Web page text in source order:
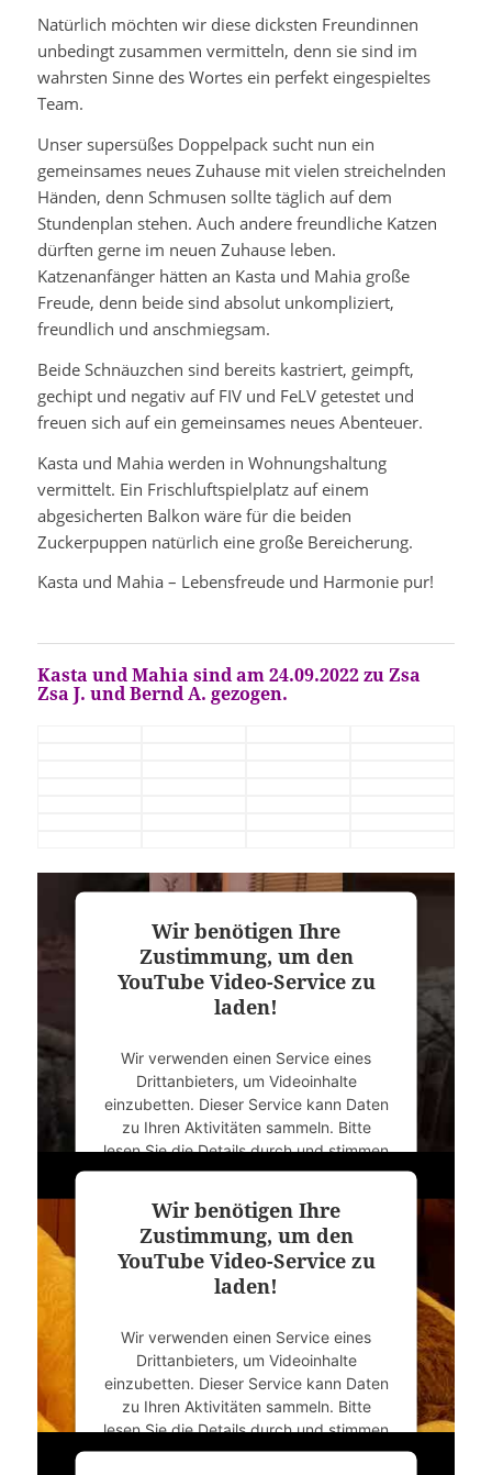
Natürlich möchten wir diese dicksten Freundinnen
unbedingt zusammen vermitteln, denn sie sind im
wahrsten Sinne des Wortes ein perfekt eingespieltes
Team.
Unser supersüßes Doppelpack sucht nun ein
gemeinsames neues Zuhause mit vielen streichelnden
Händen, denn Schmusen sollte täglich auf dem
Stundenplan stehen. Auch andere freundliche Katzen
dürften gerne im neuen Zuhause leben.
Katzenanfänger hätten an Kasta und Mahia große
Freude, denn beide sind absolut unkompliziert,
freundlich und anschmiegsam.
Beide Schnäuzchen sind bereits kastriert, geimpft,
gechipt und negativ auf FIV und FeLV getestet und
freuen sich auf ein gemeinsames neues Abenteuer.
Kasta und Mahia werden in Wohnungshaltung
vermittelt. Ein Frischluftspielplatz auf einem
abgesicherten Balkon wäre für die beiden
Zuckerpuppen natürlich eine große Bereicherung.
Kasta und Mahia – Lebensfreude und Harmonie pur!
Kasta und Mahia sindam 24.09.2022 zu Zsa
Zsa J. und Bernd A. gezogen.
Wir benötigen Ihre
Zustimmung, um den
YouTube Video-Service zu
laden!
Wir verwenden einen Service eines
Drittanbieters, um Videoinhalte
einzubetten. Dieser Service kann Daten
zu Ihren Aktivitäten sammeln. Bitte
lesen Sie die Details durch und stimmen
Sie der Nutzung des Service zu, um
Mehr Informationen
powered byUsercentrics Consent
Management Platform&eRecht24
Wir benötigen Ihre
Zustimmung, um den
YouTube Video-Service zu
laden!
Wir verwenden einen Service eines
Drittanbieters, um Videoinhalte
einzubetten. Dieser Service kann Daten
zu Ihren Aktivitäten sammeln. Bitte
lesen Sie die Details durch und stimmen
Sie der Nutzung des Service zu, um